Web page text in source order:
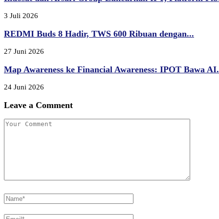
3 Juli 2026
REDMI Buds 8 Hadir, TWS 600 Ribuan dengan...
27 Juni 2026
Map Awareness ke Financial Awareness: IPOT Bawa
24 Juni 2026
Leave a Comment